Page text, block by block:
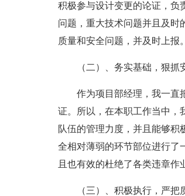
积极参与设计变更的论证，负
问题，重大技术问题并且及时
质量和安全问题，并及时上报。
（二）、务实基础，狠抓
作为项目部经理，我一直
证。所以，在本职工作当中，
队伍的管理力度，并且能够积
全相对薄弱的环节部位进行了
且也有效的杜绝了各类违章作
（三）、积极执行，严把